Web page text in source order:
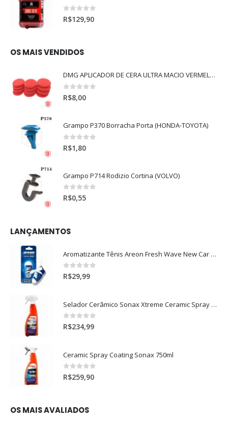
0out of 5
R$129,90
OS MAIS VENDIDOS
DMG APLICADOR DE CERA ULTRA MACIO VERMELHO l
0out of 5
R$8,00
Grampo P370 Borracha Porta (HONDA-TOYOTA)
0 out of 5
R$1,80
Grampo P714 Rodizio Cortina (VOLVO)
0out of 5
R$0,55
LANÇAMENTOS
Aromatizante Tênis Areon Fresh Wave New Car / Carro Novo
0out of 5
R$29,99
Selador Cerâmico Sonax Xtreme Ceramic Spray + Seal (750ml)
0out of 5
R$234,99
Ceramic Spray Coating Sonax 750ml
0out of 5
R$259,90
OS MAIS AVALIADOS